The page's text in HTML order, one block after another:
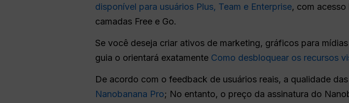
disponível para usuários Plus, Team e Enterprise, com
camadas Free e Go.
Se você deseja criar ativos de marketing, gráficos para
guia o orientará exatamente Como desbloquear os recursos
De acordo com o feedback de usuários reais, a qualidade
Nanobanana Pro; No entanto, o preço da assinatura do